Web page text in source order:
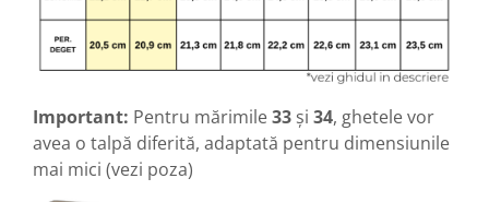
Important: Pentru mărimile33 și 34, ghetele vor
avea o talpă diferită, adaptată pentru dimensiunile
mai mici (vezi poza)